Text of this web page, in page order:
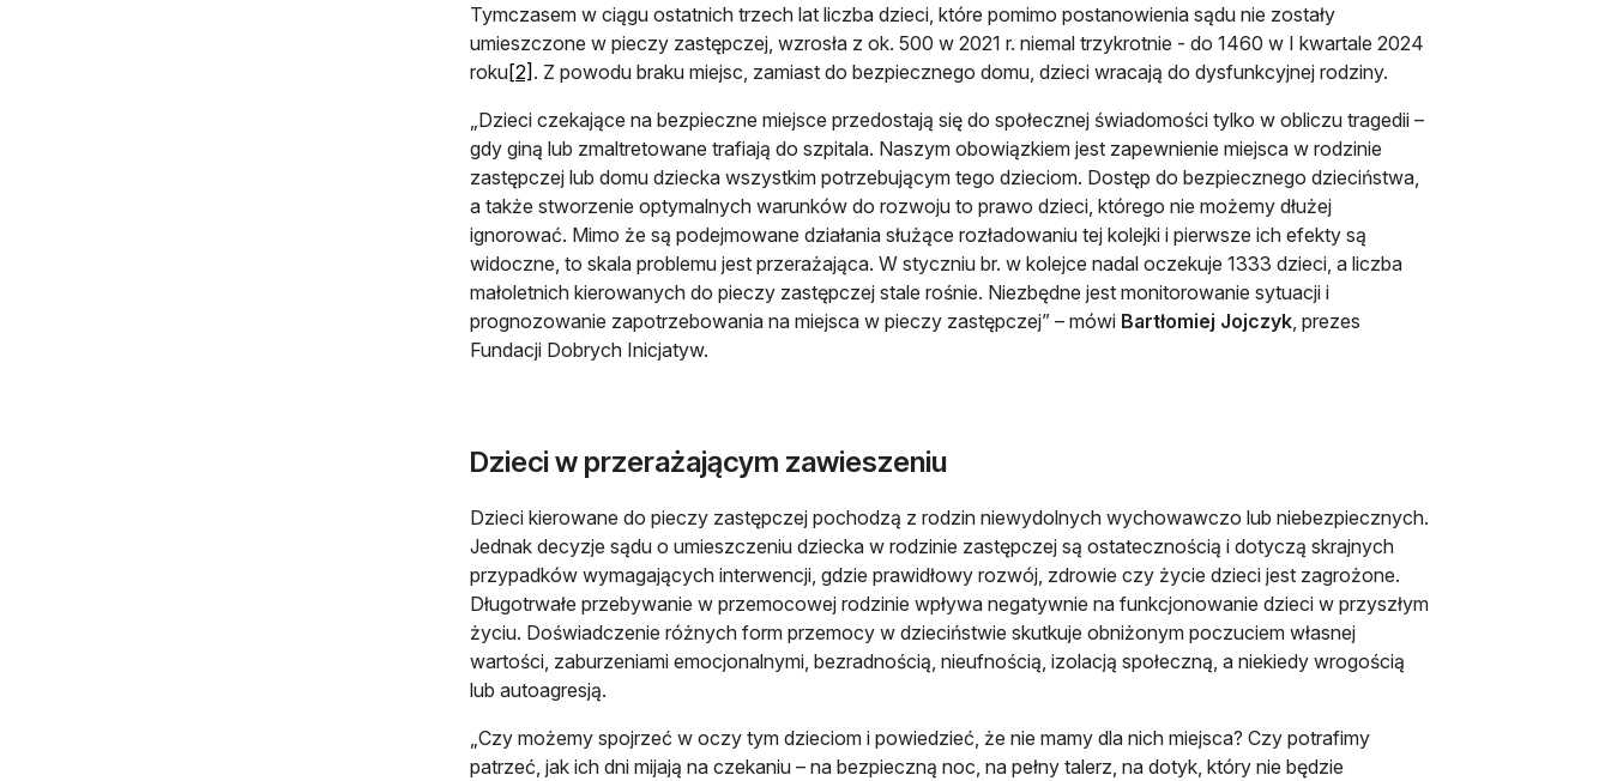
Tymczasem w ciągu ostatnich trzech lat liczba dzieci, które pomimo postanowienia sądu nie zostały
umieszczone w pieczy zastępczej, wzrosła z ok. 500 w 2021 r. niemal trzykrotnie - do 1460 w I kwartale 2024
roku[2] otwiera się w nowej karcie
. Z powodu braku miejsc, zamiast do bezpiecznego domu, dzieci wracają do dysfunkcyjnej rodziny.
„Dzieci czekające na bezpieczne miejsce przedostają się do społecznej świadomości tylko w obliczu tragedii –
gdy giną lub zmaltretowane trafiają do szpitala. Naszym obowiązkiem jest zapewnienie miejsca w rodzinie
zastępczej lub domu dziecka wszystkim potrzebującym tego dzieciom. Dostęp do bezpiecznego dzieciństwa,
a także stworzenie optymalnych warunków do rozwoju to prawo dzieci, którego nie możemy dłużej
ignorować. Mimo że są podejmowane działania służące rozładowaniu tej kolejki i pierwsze ich efekty są
widoczne, to skala problemu jest przerażająca. W styczniu br. w kolejce nadal oczekuje 1333 dzieci, a liczba
małoletnich kierowanych do pieczy zastępczej stale rośnie. Niezbędne jest monitorowanie sytuacji i
prognozowanie zapotrzebowania na miejsca w pieczy zastępczej” – mówi Bartłomiej Jojczyk, prezes
Fundacji Dobrych Inicjatyw.
Dzieci w przerażającym zawieszeniu
Dzieci kierowane do pieczy zastępczej pochodzą z rodzin niewydolnych wychowawczo lub niebezpiecznych.
Jednak decyzje sądu o umieszczeniu dziecka w rodzinie zastępczej są ostatecznością i dotyczą skrajnych
przypadków wymagających interwencji, gdzie prawidłowy rozwój, zdrowie czy życie dzieci jest zagrożone.
Długotrwałe przebywanie w przemocowej rodzinie wpływa negatywnie na funkcjonowanie dzieci w przyszłym
życiu. Doświadczenie różnych form przemocy w dzieciństwie skutkuje obniżonym poczuciem własnej
wartości, zaburzeniami emocjonalnymi, bezradnością, nieufnością, izolacją społeczną, a niekiedy wrogością
lub autoagresją.
„Czy możemy spojrzeć w oczy tym dzieciom i powiedzieć, że nie mamy dla nich miejsca? Czy potrafimy
patrzeć, jak ich dni mijają na czekaniu – na bezpieczną noc, na pełny talerz, na dotyk, który nie będzie